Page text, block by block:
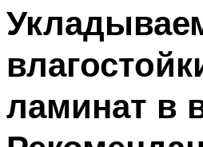
ламинат в